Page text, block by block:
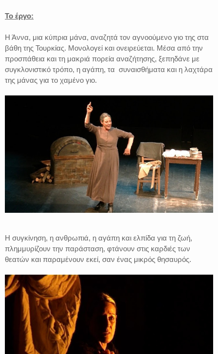
Το έργο:
Η Άννα, μια κύπρια μάνα, αναζητά τον αγνοούμενο γιο της στα
βάθη της Τουρκίας. Μονολογεί και ονειρεύεται. Μέσα από την
προσπάθεια και τη μακριά πορεία αναζήτησης, ξεπηδάνε με
συγκλονιστικό τρόπο, η αγάπη, τα συναισθήματα και η λαχτάρα
της μάνας για το χαμένο γιο.
Η συγκίνηση, η ανθρωπιά, η αγάπη και ελπίδα για τη ζωή,
πλημμυρίζουν την παράσταση, φτάνουν στις καρδιές των
θεατών και παραμένουν εκεί, σαν ένας μικρός θησαυρός.